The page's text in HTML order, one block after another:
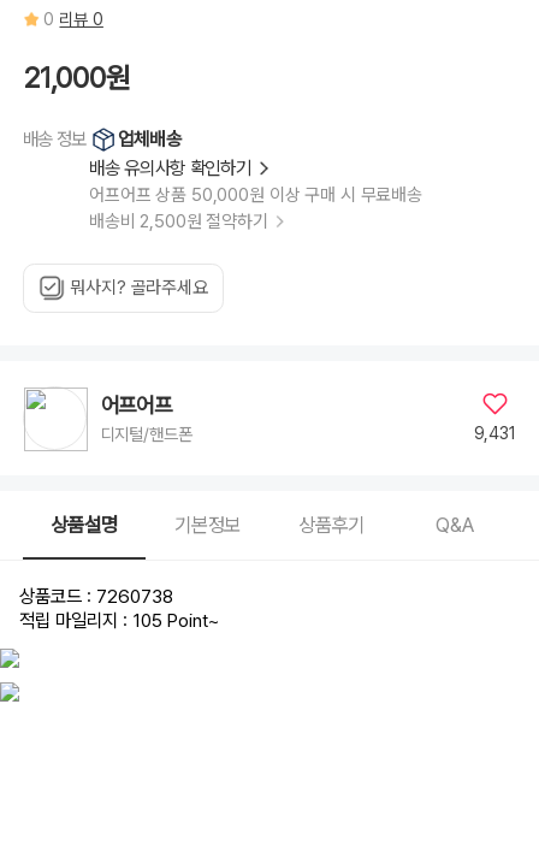
0 리뷰 0
21,000원
배송 정보
업체배송
배송 유의사항 확인하기
어프어프 상품 50,000원 이상 구매 시 무료배송
배송비 2,500원 절약하기
뭐사지? 골라주세요
어프어프
디지털/핸드폰 9,431
상품설명 기본정보 상품후기 Q&A
상품코드 : 7260738
적립 마일리지 : 105 Point~